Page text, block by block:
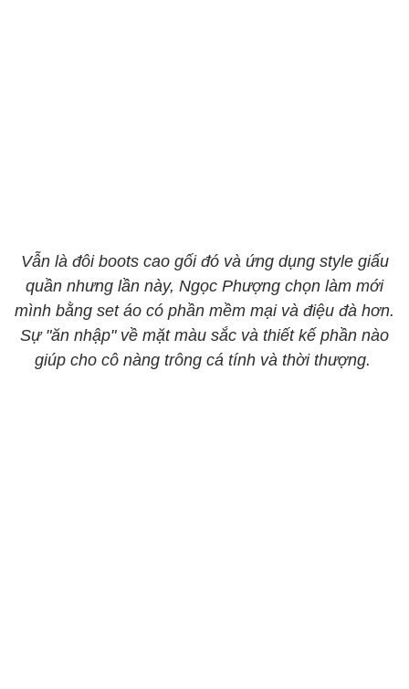
Vẫn là đôi boots cao gối đó và ứng dụng style giấu
quần nhưng lần này, Ngọc Phượng chọn làm mới
mình bằng set áo có phần mềm mại và điệu đà hơn.
Sự "ăn nhập" về mặt màu sắc và thiết kế phần nào
giúp cho cô nàng trông cá tính và thời thượng.